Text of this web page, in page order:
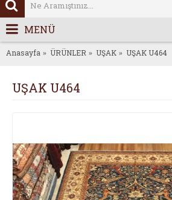
MENÜ
Anasayfa ÜRÜNLER UŞAK UŞAK U464
UŞAK U464